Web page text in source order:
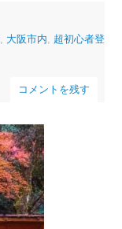
大阪市内 超初心者登
コメントを残す